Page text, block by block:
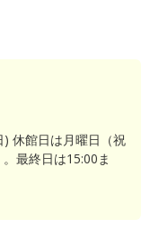
休館日は月曜日（祝
最終日は15:00ま